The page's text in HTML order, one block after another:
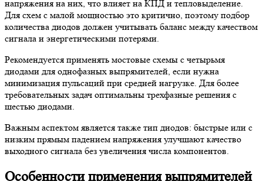
напряжения на них, что влияет на КПД и тепловыделение.
Для схем с малой мощностью это критично, поэтому подбор
количества диодов должен учитывать баланс между качеством
сигнала и энергетическими потерями.
Рекомендуется применять мостовые схемы с четырьмя
диодами для однофазных выпрямителей, если нужна
минимизация пульсаций при средней нагрузке. Для более
требовательных задач оптимальны трехфазные решения с
шестью диодами.
Важным аспектом является также тип диодов: быстрые или с
низким прямым падением напряжения улучшают качество
выходного сигнала без увеличения числа компонентов.
Особенности применения выпрямителей